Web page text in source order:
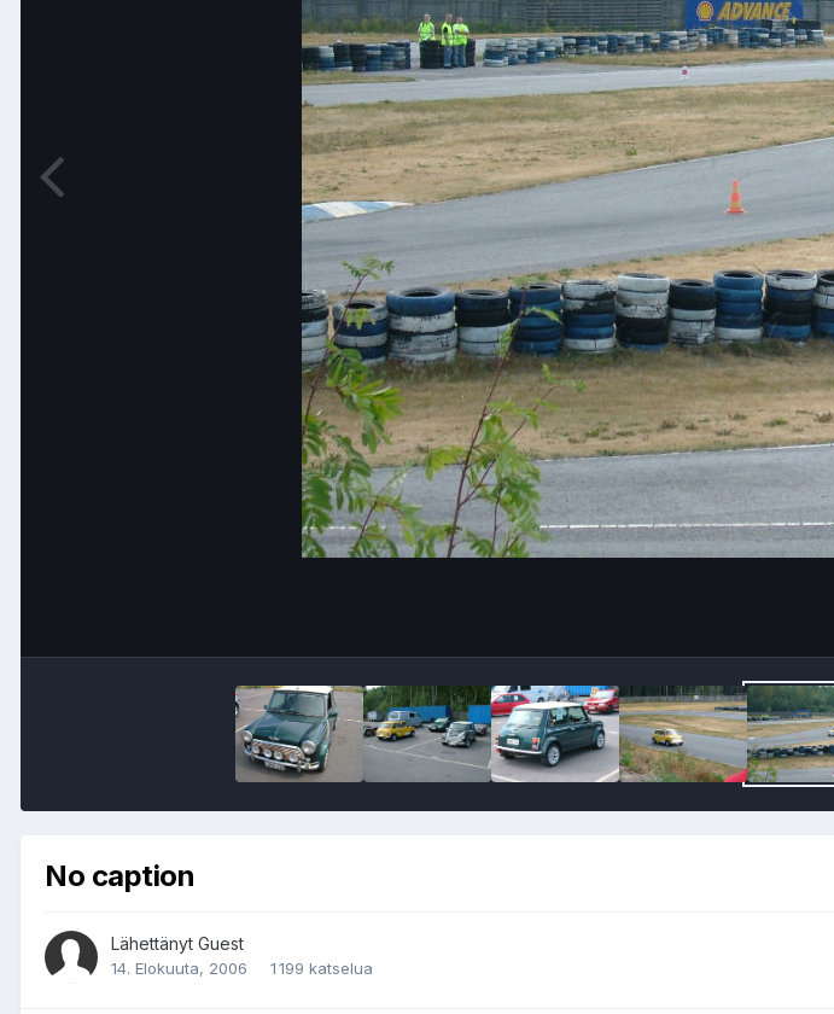
No caption
Lähettänyt Guest
14. Elokuuta, 2006 1 199 katselua